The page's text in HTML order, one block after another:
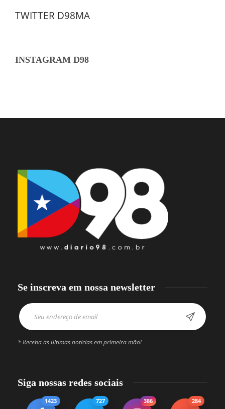
TWITTER D98MA
INSTAGRAM D98
Se inscreva em nossa newsletter
* Receba as últimas notícias em primeira mão!
Siga nossas redes sociais
1423 727 386 284